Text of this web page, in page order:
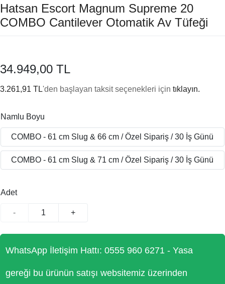
Hatsan Escort Magnum Supreme 20
COMBO Cantilever Otomatik Av Tüfeği
34.949,00 TL
3.261,91 TL'den başlayan taksit seçenekleri için tıklayın.
Namlu Boyu
COMBO - 61 cm Slug & 66 cm / Özel Sipariş / 30 İş Günü
COMBO - 61 cm Slug & 71 cm / Özel Sipariş / 30 İş Günü
Adet
- +
WhatsApp İletişim Hattı: 0555 960 6271 - Yasa
gereği bu ürünün satışı websitemiz üzerinden